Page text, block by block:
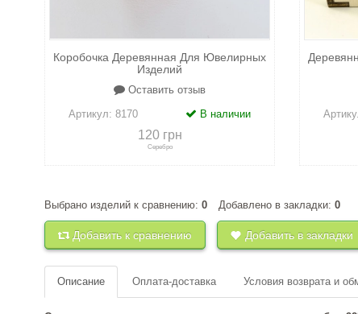
Коробочка Деревянная Для Ювелирных
Изделий
Оставить отзыв
Артикул:8170 В наличии
120 грн
Серебро
+к сравнению +в закладки
Выбрано изделий к сравнению: 0 Добавлено в закладки: 0
Добавить к сравнению Добавить в закладки
Описание Оплата-доставка Условия возврата и